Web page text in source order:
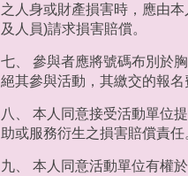
之人身或財產損害時，應由
及人員)請求損害賠償。
七、 參與者應將號碼布別於
絕其參與活動，其繳交的報名
八、 本人同意接受活動單位
助或服務衍生之損害賠償責任
九、 本人同意活動單位有權